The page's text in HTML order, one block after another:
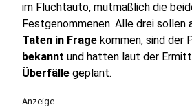
im Fluchtauto, mutmaßlich die
Festgenommenen. Alle drei sollen
Taten in Frage kommen, sind der
bekannt und hatten laut der
Überfälle geplant.
Anzeige